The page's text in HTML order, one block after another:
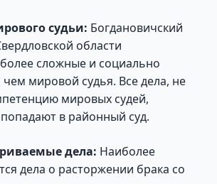
судьи: Богдановичский
области
сложные и социально
мировой судья. Все дела, не
мировых судей,
в районный суд.
дела: Наиболее
дела о расторжении брака со